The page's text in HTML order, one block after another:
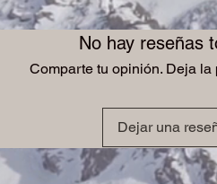
No hay reseñas
Comparte tu opinión. Deja la
Dejar una